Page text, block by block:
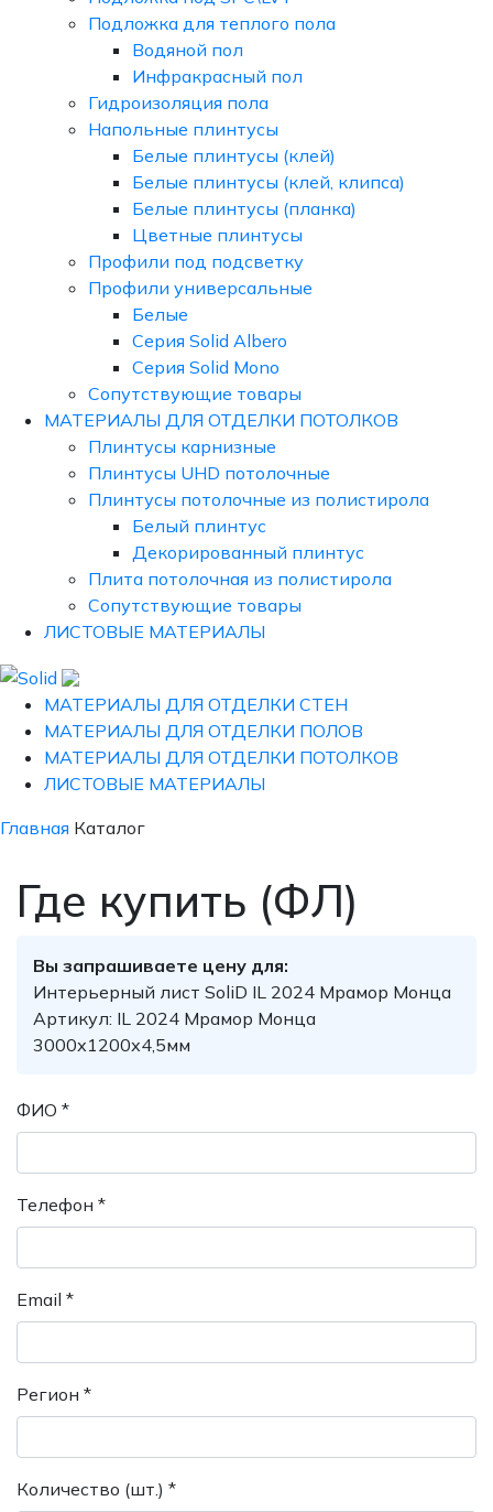
Подложка для теплого пола
Водяной пол
Инфракрасный пол
Гидроизоляция пола
Напольные плинтусы
Белые плинтусы (клей)
Белые плинтусы (клей, клипса)
Белые плинтусы (планка)
Цветные плинтусы
Профили под подсветку
Профили универсальные
Белые
Серия Solid Albero
Серия Solid Mono
Сопутствующие товары
МАТЕРИАЛЫ ДЛЯ ОТДЕЛКИ ПОТОЛКОВ
Плинтусы карнизные
Плинтусы UHD потолочные
Плинтусы потолочные из полистирола
Белый плинтус
Декорированный плинтус
Плита потолочная из полистирола
Сопутствующие товары
ЛИСТОВЫЕ МАТЕРИАЛЫ
МАТЕРИАЛЫ ДЛЯ ОТДЕЛКИ СТЕН
МАТЕРИАЛЫ ДЛЯ ОТДЕЛКИ ПОЛОВ
МАТЕРИАЛЫ ДЛЯ ОТДЕЛКИ ПОТОЛКОВ
ЛИСТОВЫЕ МАТЕРИАЛЫ
Главная Каталог
Где купить (ФЛ)
Вы запрашиваете цену для:
Интерьерный лист SoliD IL 2024 Мрамор Монца
Артикул: IL 2024 Мрамор Монца
3000х1200х4,5мм
ФИО *
Телефон *
Email *
Регион *
Количество (шт.) *